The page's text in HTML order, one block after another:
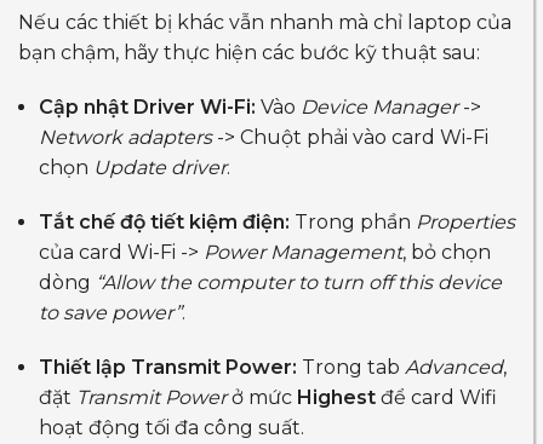
Nếu các thiết bị khác vẫn nhanh mà chỉ laptop của
bạn chậm, hãy thực hiện các bước kỹ thuật sau:
Cập nhật Driver Wi-Fi: Vào Device Manager->
Network adapters-> Chuột phải vào card Wi-Fi
chọn Update driver.
Tắt chế độ tiết kiệm điện: Trong phần Properties
của card Wi-Fi -> Power Management, bỏ chọn
dòng “Allow the computer to turn off this device
to save power”.
Thiết lập Transmit Power: Trong tab Advanced,
đặt Transmit Powerở mức Highest để card Wifi
hoạt động tối đa công suất.